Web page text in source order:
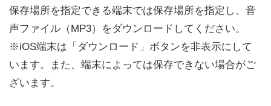
保存場所を指定できる端末では保存場所を指定し、音
声ファイル（MP3）をダウンロードしてください。
※iOS端末は「ダウンロード」ボタンを非表示にして
います。また、端末によっては保存できない場合がご
ざいます。